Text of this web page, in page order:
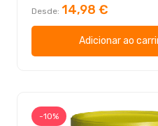
Desde 14,98 €
Adicionar ao
-10%